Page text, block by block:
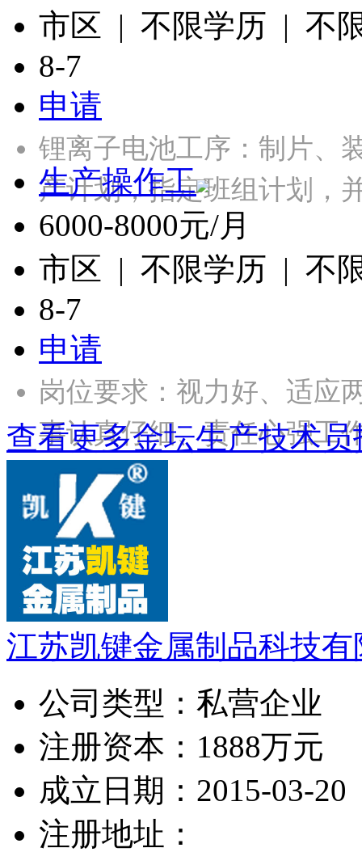
市区 | 不限学历 | 不
8-7
申请
锂离子电池工序：制片、
产计划，指定班组计划
生产操作工
6000-8000元/月
市区 | 不限学历 | 不
8-7
申请
岗位要求：视力好、适应
事认真仔细、责任心强
查看更多金坛生产技术
江苏凯键金属制品科技有
公司类型： 私营企业
注册资本： 1888万元
成立日期： 2015-03-20
注册地址：